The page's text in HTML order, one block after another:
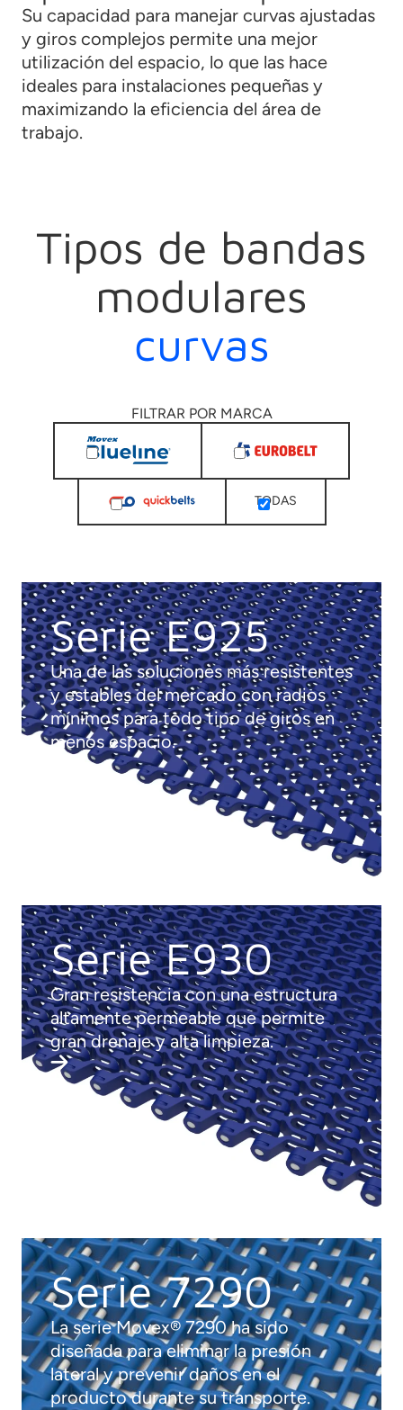
Su capacidad para manejar curvas ajustadas
y giros complejos permite una mejor
utilización del espacio, lo que las hace
ideales para instalaciones pequeñas y
maximizando la eficiencia del área de
trabajo.
Tipos de bandas
modulares
curvas
FILTRAR POR MARCA
TODAS
Serie E925
Una de las soluciones más resistentes
y estables del mercado con radios
mínimos para todo tipo de giros en
menos espacio.
Serie E930
Gran resistencia con una estructura
altamente permeable que permite
gran drenaje y alta limpieza.
Serie 7290
La serie Movex® 7290 ha sido
diseñada para eliminar la presión
lateral y prevenir daños en el
producto durante su transporte.